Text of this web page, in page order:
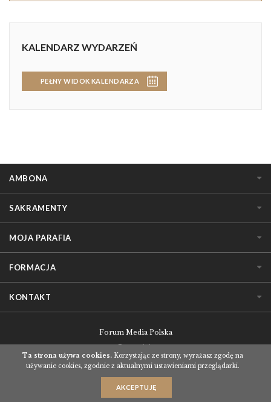
KALENDARZ WYDARZEŃ
PEŁNY WIDOK KALENDARZA
AMBONA
SAKRAMENTY
MOJA PARAFIA
FORMACJA
KONTAKT
Forum Media Polska
O serwisie
Regulamin korzystania z serwisu
Polityka prywatności
Ta strona używa cookies.Korzystając ze strony, wyrażasz zgodę na
używanie cookies, zgodnie z aktualnymi ustawieniami przeglądarki.
AKCEPTUJĘ